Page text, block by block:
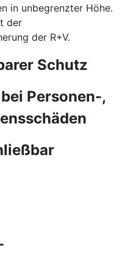
in unbegrenzter Höhe.
der
der R+V.
Schutz
Personen-,